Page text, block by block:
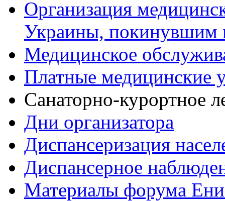
Организация
Украины, покинувшим
Медицинское
Платные медицинские
Санаторно-курортное
Дни организатора
Диспансеризация
Диспансерное
Материалы форума